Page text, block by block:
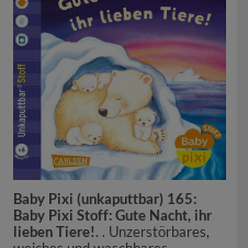
Baby Pixi (unkaputtbar) 165:
Baby Pixi Stoff: Gute Nacht, ihr
lieben Tiere!. . Unzerstörbares,